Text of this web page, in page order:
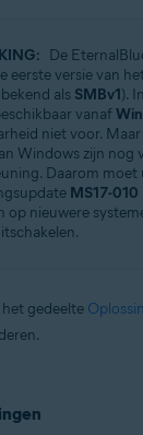
De
eerste versie van
als SMBv1).
vanaf
niet voor.
Windows zijn nog
Daarom moet
MS17-010
op nieuwere
gedeelte